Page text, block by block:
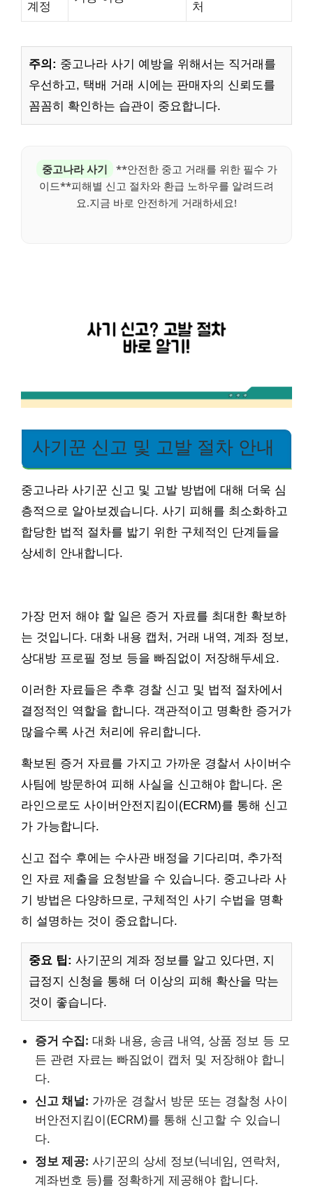
계정 처
주의: 중고나라 사기 예방을 위해서는 직거래를
우선하고, 택배 거래 시에는 판매자의 신뢰도를
꼼꼼히 확인하는 습관이 중요합니다.
중고나라 사기
**안전한 중고 거래를 위한 필수 가
이드**피해별 신고 절차와 환급 노하우를 알려드려
요.지금 바로 안전하게 거래하세요!
사기꾼 신고 및 고발 절차 안내
중고나라 사기꾼 신고 및 고발 방법에 대해 더욱 심
층적으로 알아보겠습니다. 사기 피해를 최소화하고
합당한 법적 절차를 밟기 위한 구체적인 단계들을
상세히 안내합니다.
가장 먼저 해야 할 일은 증거 자료를 최대한 확보하
는 것입니다. 대화 내용 캡처, 거래 내역, 계좌 정보,
상대방 프로필 정보 등을 빠짐없이 저장해두세요.
이러한 자료들은 추후 경찰 신고 및 법적 절차에서
결정적인 역할을 합니다. 객관적이고 명확한 증거가
많을수록 사건 처리에 유리합니다.
확보된 증거 자료를 가지고 가까운 경찰서 사이버수
사팀에 방문하여 피해 사실을 신고해야 합니다. 온
라인으로도 사이버안전지킴이(ECRM)를 통해 신고
가 가능합니다.
신고 접수 후에는 수사관 배정을 기다리며, 추가적
인 자료 제출을 요청받을 수 있습니다. 중고나라 사
기 방법은 다양하므로, 구체적인 사기 수법을 명확
히 설명하는 것이 중요합니다.
중요 팁: 사기꾼의 계좌 정보를 알고 있다면, 지
급정지 신청을 통해 더 이상의 피해 확산을 막는
것이 좋습니다.
증거 수집: 대화 내용, 송금 내역, 상품 정보 등 모
든 관련 자료는 빠짐없이 캡처 및 저장해야 합니
다.
신고 채널: 가까운 경찰서 방문 또는 경찰청 사이
버안전지킴이(ECRM)를 통해 신고할 수 있습니
다.
정보 제공: 사기꾼의 상세 정보(닉네임, 연락처,
계좌번호 등)를 정확하게 제공해야 합니다.